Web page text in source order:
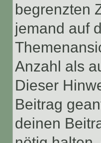
begrenzten
jemand auf
Anzahl als
Dieser
Beitrag
deinen